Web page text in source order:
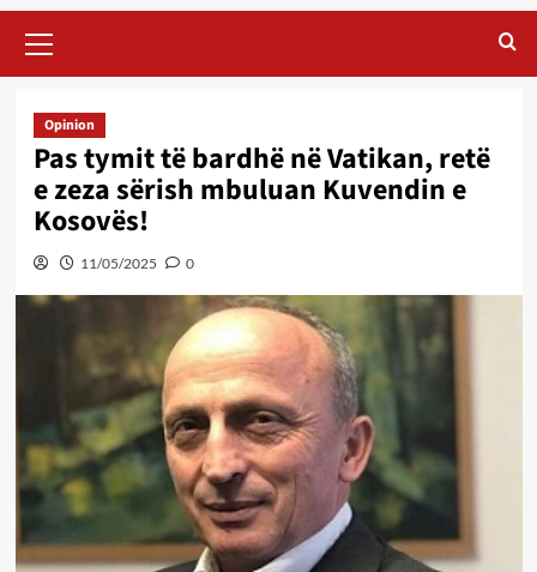
Menu
Opinion
Pas tymit të bardhë në Vatikan, retë
e zeza sërish mbuluan Kuvendin e
Kosovës!
11/05/2025 0